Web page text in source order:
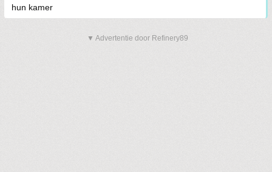
hun kamer
▼ Advertentie door Refinery89